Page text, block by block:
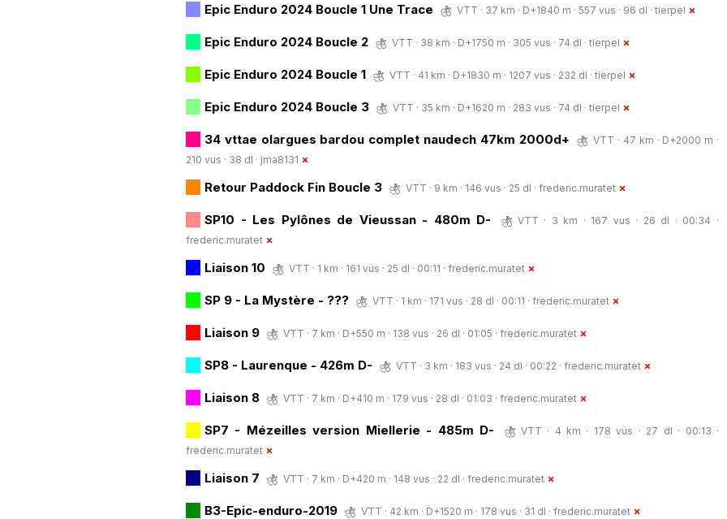
Epic Enduro 2024 Boucle 1 Une Trace VTT · 37 km · D+1840 m · 557 vus · 96 dl · tierpel
Epic Enduro 2024 Boucle 2 VTT · 38 km · D+1750 m · 305 vus · 74 dl · tierpel
Epic Enduro 2024 Boucle 1 VTT · 41 km · D+1830 m · 1207 vus · 232 dl · tierpel
Epic Enduro 2024 Boucle 3 VTT · 35 km · D+1620 m · 283 vus · 74 dl · tierpel
34 vttae olargues bardou complet naudech 47km 2000d+
VTT · 47 km · D+2000 m ·
210 vus · 38 dl · jma8131
Retour Paddock Fin Boucle 3 VTT · 9 km · 146 vus · 25 dl · frederic.muratet
SP10 - Les Pylônes de Vieussan - 480m D-
VTT · 3 km · 167 vus · 26 dl · 00:34 ·
frederic.muratet
Liaison 10 VTT · 1 km · 161 vus · 25 dl · 00:11 · frederic.muratet
SP 9 - La Mystère - ??? VTT · 1 km · 171 vus · 28 dl · 00:11 · frederic.muratet
Liaison 9 VTT · 7 km · D+550 m · 138 vus · 26 dl · 01:05 · frederic.muratet
SP8 - Laurenque - 426m D- VTT · 3 km · 183 vus · 24 dl · 00:22 · frederic.muratet
Liaison 8 VTT · 7 km · D+410 m · 179 vus · 28 dl · 01:03 · frederic.muratet
SP7 - Mézeilles version Miellerie - 485m D-
VTT · 4 km · 178 vus · 27 dl · 00:13 ·
frederic.muratet
Liaison 7 VTT · 7 km · D+420 m · 148 vus · 22 dl · frederic.muratet
B3-Epic-enduro-2019 VTT · 42 km · D+1520 m · 178 vus · 31 dl · frederic.muratet